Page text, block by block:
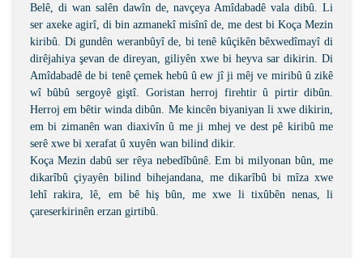
Belê, di wan salên dawîn de, navçeya Amîdabadê vala dibû. Li
ser axeke agirî, di bin azmanekî misînî de, me dest bi Koça Mezin
kiribû. Di gundên weranbûyî de, bi tenê kûçikên bêxwedîmayî di
dirêjahiya şevan de direyan, giliyên xwe bi heyva sar dikirin. Di
Amîdabadê de bi tenê çemek hebû û ew jî ji mêj ve miribû û zikê
wî bûbû sergoyê giştî. Goristan herroj firehtir û pirtir dibûn.
Herroj em bêtir winda dibûn. Me kincên biyaniyan li xwe dikirin,
em bi zimanên wan diaxivîn û me ji mhej ve dest pê kiribû me
serê xwe bi xerafat û xuyên wan bilind dikir.
Koça Mezin dabû ser rêya nebedîbûnê. Em bi milyonan bûn, me
dikarîbû çiyayên bilind bihejandana, me dikarîbû bi mîza xwe
lehî rakira, lê, em bê hiş bûn, me xwe li tixûbên nenas, li
çareserkirinên erzan girtibû.